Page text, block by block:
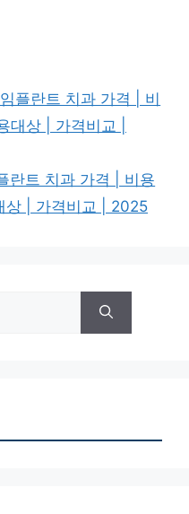
플란트 치과 가격 | 비
대상 | 가격비교 |
란트 치과 가격 | 비용
상 | 가격비교 | 2025